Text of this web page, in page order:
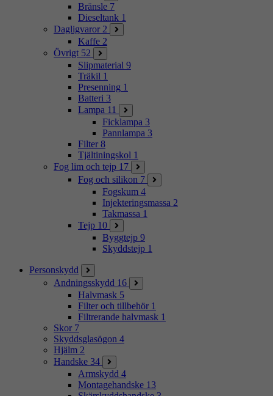
Bränsle 7
Dieseltank 1
Dagligvaror 2
Kaffe 2
Övrigt 52
Slipmaterial 9
Träkil 1
Presenning 1
Batteri 3
Lampa 11
Ficklampa 3
Pannlampa 3
Filter 8
Tjältiningskol 1
Fog lim och tejp 17
Fog och silikon 7
Fogskum 4
Injekteringsmassa 2
Takmassa 1
Tejp 10
Byggtejp 9
Skyddstejp 1
Personskydd
Andningsskydd 16
Halvmask 5
Filter och tillbehör 1
Filtrerande halvmask 1
Skor 7
Skyddsglasögon 4
Hjälm 2
Handske 34
Armskydd 4
Montagehandske 13